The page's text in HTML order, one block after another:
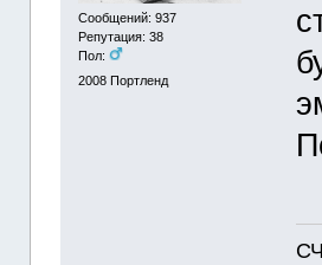
Сообщений: 937
Репутация: 38
Пол:
2008 Портленд